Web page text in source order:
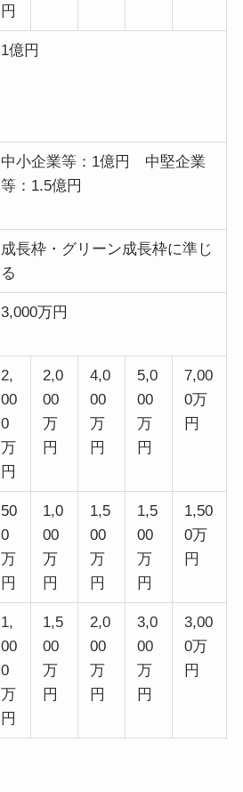
円
1億円
中小企業等：1億円 中堅企業
等：1.5億円
成長枠・グリーン成長枠に準じ
る
3,000万円
2,
00
0
万
円
2,0
00
万
円
4,0
00
万
円
5,0
00
万
円
7,00
0万
円
50
0
万
円
1,0
00
万
円
1,5
00
万
円
1,5
00
万
円
1,50
0万
円
1,
00
0
万
円
1,5
00
万
円
2,0
00
万
円
3,0
00
万
円
3,00
0万
円